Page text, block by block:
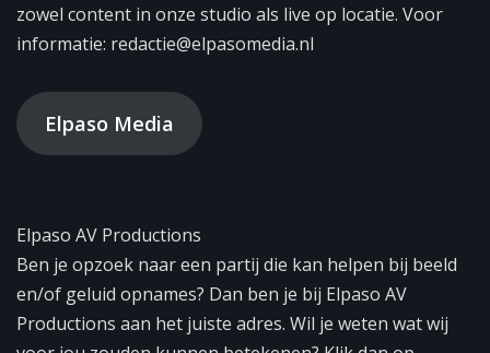
zowel content in onze studio als live op locatie. Voor
informatie: redactie@elpasomedia.nl
Elpaso Media
Elpaso AV Productions
Ben je opzoek naar een partij die kan helpen bij beeld
en/of geluid opnames? Dan ben je bij Elpaso AV
Productions aan het juiste adres. Wil je weten wat wij